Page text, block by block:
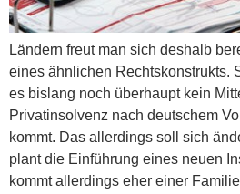
Ländern freut man sich deshalb
eines ähnlichen Rechtskonstrukts.
es bislang noch überhaupt kein
Privatinsolvenz nach deutschem
kommt. Das allerdings soll sich
plant die Einführung eines neuen
kommt allerdings eher einer